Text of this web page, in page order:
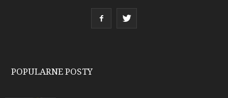
POPULARNE POSTY